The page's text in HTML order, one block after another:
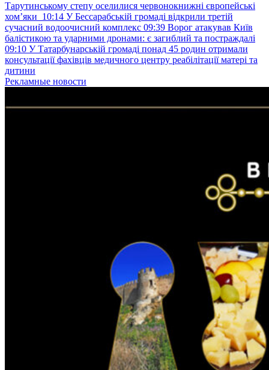
Тарутинському степу оселилися червонокнижні європейські
хом’яки 10:14 У Бессарабській громаді відкрили третій
сучасний водоочисний комплекс 09:39 Ворог атакував Київ
балістикою та ударними дронами: є загиблий та постраждалі
09:10 У Татарбунарській громаді понад 45 родин отримали
консультації фахівців медичного центру реабілітації матері та
дитини
Рекламные новости